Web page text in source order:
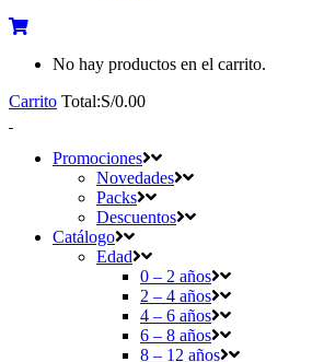
No hay productos en el carrito.
Carrito Total:S/0.00
Promociones
Novedades
Packs
Descuentos
Catálogo
Edad
0 – 2 años
2 – 4 años
4 – 6 años
6 – 8 años
8 – 12 años